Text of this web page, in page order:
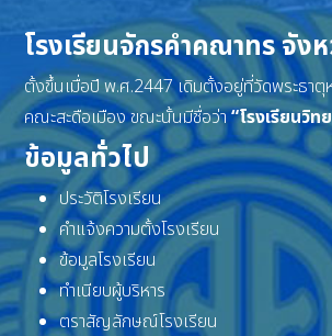
โรงเรียนจักรคำคณาทร จัง
ตั้งขึ้นเมื่อปี พ.ศ.2447 เดิมตั้งอยู่ที่วัดพระธา
คณะสะดือเมือง ขณะนั้นมีชื่อว่า“โรงเรียนวิท
ข้อมูลทั่วไป
ประวัติโรงเรียน
คำแจ้งความตั้งโรงเรียน
ข้อมูลโรงเรียน
ทำเนียบผู้บริหาร
ตราสัญลักษณ์โรงเรียน